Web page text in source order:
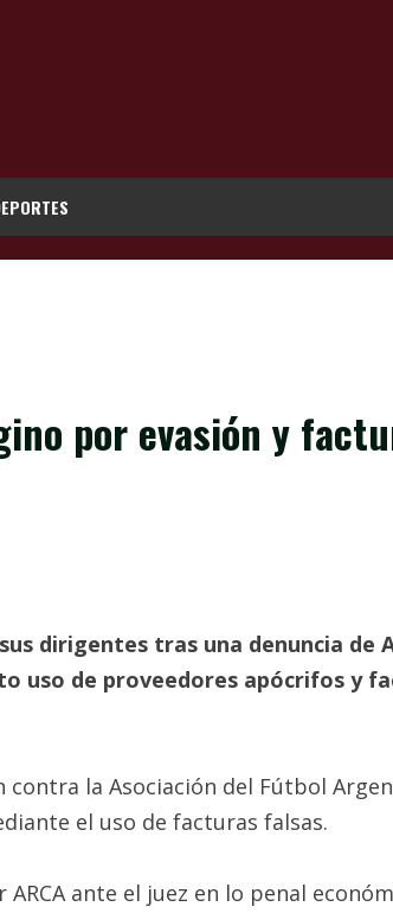
por evasión y
dirigentes tras una denuncia de
uso de proveedores apócrifos y
la Asociación del Fútbol
el uso de facturas falsas.
ante el juez en lo penal